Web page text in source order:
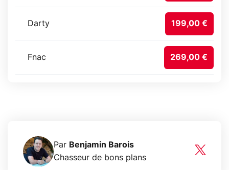
Darty 199,00 €
Fnac 269,00 €
Par Benjamin Barois
Chasseur de bons plans